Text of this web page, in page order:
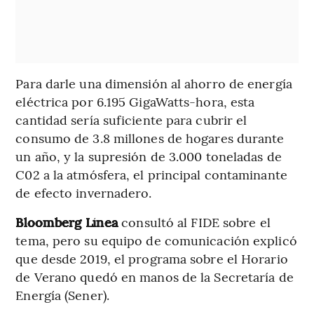
Para darle una dimensión al ahorro de energía
eléctrica por 6.195 GigaWatts-hora, esta
cantidad sería suficiente para cubrir el
consumo de 3.8 millones de hogares durante
un año, y la supresión de 3.000 toneladas de
C02 a la atmósfera, el principal contaminante
de efecto invernadero.
Bloomberg Líneaconsultó al FIDE sobre el
tema, pero su equipo de comunicación explicó
que desde 2019, el programa sobre el Horario
de Verano quedó en manos de la Secretaría de
Energía (Sener).